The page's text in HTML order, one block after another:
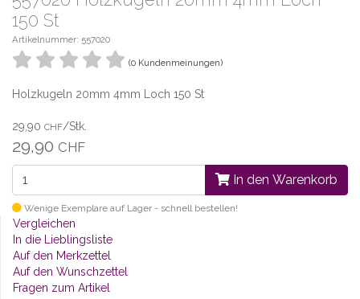
150 St
Artikelnummer: 557020
(0 Kundenmeinungen)
Holzkugeln 20mm 4mm Loch 150 St
29,90 CHF/Stk.
29,90 CHF
In den Warenkorb
Wenige Exemplare auf Lager - schnell bestellen!
Vergleichen
In die Lieblingsliste
Auf den Merkzettel
Auf den Wunschzettel
Fragen zum Artikel